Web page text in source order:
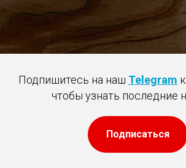
Подпишитесь на наш Telegram
чтобы узнать последние
Подписаться